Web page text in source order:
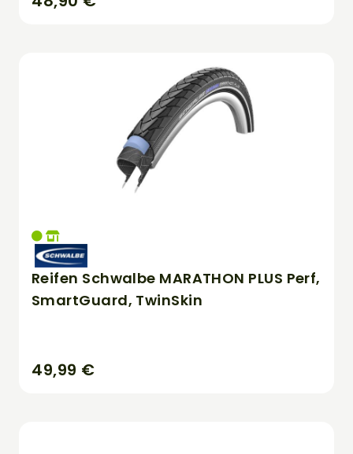
Reifen Schwalbe MARATHON PLUS Perf,
SmartGuard, TwinSkin
49,99 €